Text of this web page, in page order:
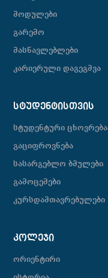
მოდულები
გარემო
მასწავლებლები
კარიერული დაგეგმვა
ᲡᲢᲣᲓᲔᲜᲢᲘᲡᲗᲕᲘᲡ
სტუდენტური ცხოვრება
გაციფროვნება
სასარგებლო ბმულები
გამოცემები
კურსდამთავრებულები
ᲙᲝᲚᲔᲯᲘ
ორიენტირი